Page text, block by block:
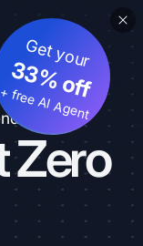
Zero
Get your
33% off
free AI Agent